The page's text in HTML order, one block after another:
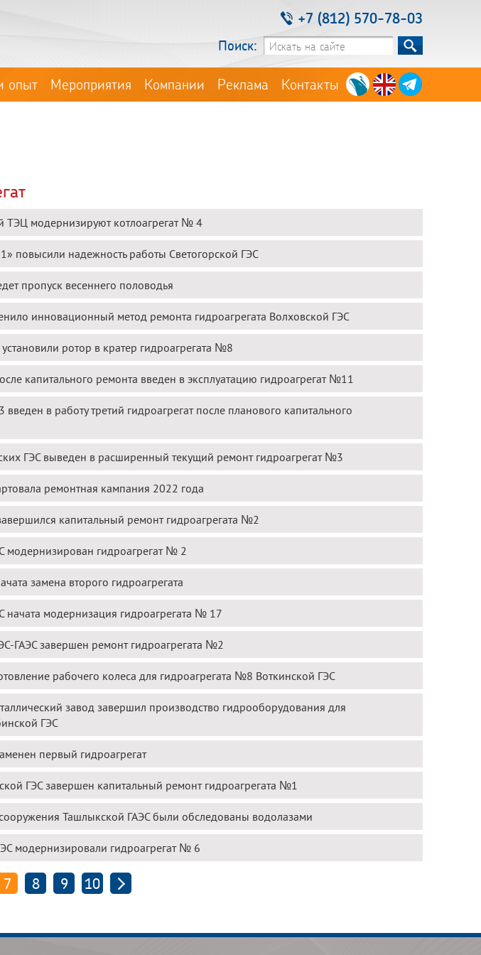
+7 (812) 570-78-03
Поиск:
опыт Мероприятия Компании Реклама Контакты
ТЭЦ модернизируют котлоагрегат № 4
повысили надежность работы Светогорской ГЭС
пропуск весеннего половодья
инновационный метод ремонта гидроагрегата Волховской ГЭС
ротор в кратер гидроагрегата №8
капитального ремонта введен в эксплуатацию гидроагрегат №11
в работу третий гидроагрегат после планового капитального
ГЭС выведен в расширенный текущий ремонт гидроагрегат №3
ремонтная кампания 2022 года
капитальный ремонт гидроагрегата №2
модернизирован гидроагрегат № 2
замена второго гидроагрегата
начата модернизация гидроагрегата № 17
ГАЭС завершен ремонт гидроагрегата №2
рабочего колеса для гидроагрегата №8 Воткинской ГЭС
завод завершил производство гидрооборудования для
ГЭС
первый гидроагрегат
ГЭС завершен капитальный ремонт гидроагрегата №1
Ташлыкской ГАЭС были обследованы водолазами
модернизировали гидроагрегат № 6
7 8 9 10